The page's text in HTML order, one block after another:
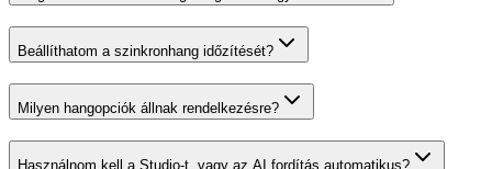
Beállíthatom a szinkronhang időzítését?
Milyen hangopciók állnak rendelkezésre?
Használnom kell a Studio-t, vagy az AI fordítás automatikus?